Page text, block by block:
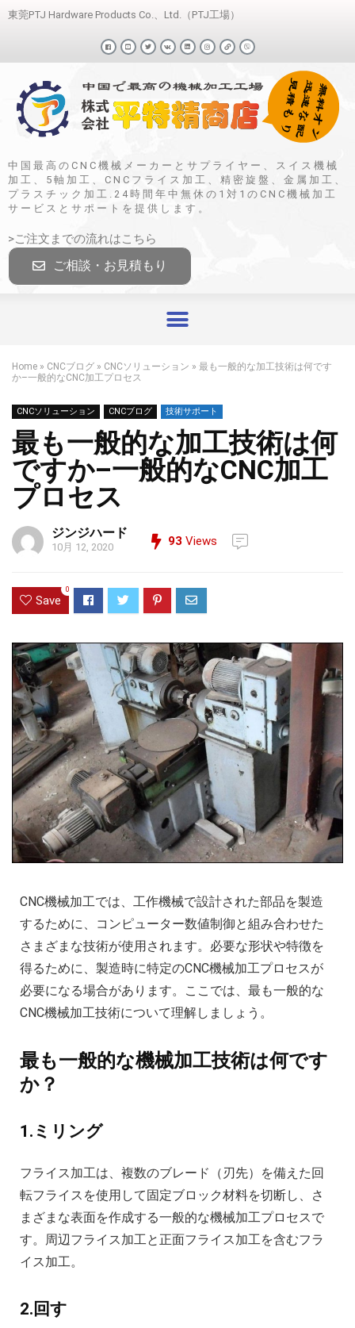
東莞PTJ Hardware Products Co.、Ltd.（PTJ工場）
中国最高のCNC機械メーカーとサプライヤー、スイス機械
加工、5軸加工、CNCフライス加工、精密旋盤、金属加工、
プラスチック加工.24時間年中無休の1対1のCNC機械加工
サービスとサポートを提供します。
>ご注文までの流れはこちら
ご相談・お見積もり
Home » CNCブログ » CNCソリューション » 最も一般的な加工技術は何です
か–一般的なCNC加工プロセス
CNCソリューション CNCブログ 技術サポート
最も一般的な加工技術は何
ですか–一般的なCNC加工
プロセス
ジンジハード
10月 12, 2020 93 Views
Save
0
CNC機械加工では、工作機械で設計された部品を製造
するために、コンピューター数値制御と組み合わせた
さまざまな技術が使用されます。必要な形状や特徴を
得るために、製造時に特定のCNC機械加工プロセスが
必要になる場合があります。ここでは、最も一般的な
CNC機械加工技術について理解しましょう。
最も一般的な機械加工技術は何です
か？
1.ミリング
フライス加工は、複数のブレード（刃先）を備えた回
転フライスを使用して固定ブロック材料を切断し、さ
まざまな表面を作成する一般的な機械加工プロセスで
す。周辺フライス加工と正面フライス加工を含むフラ
イス加工。
2.回す